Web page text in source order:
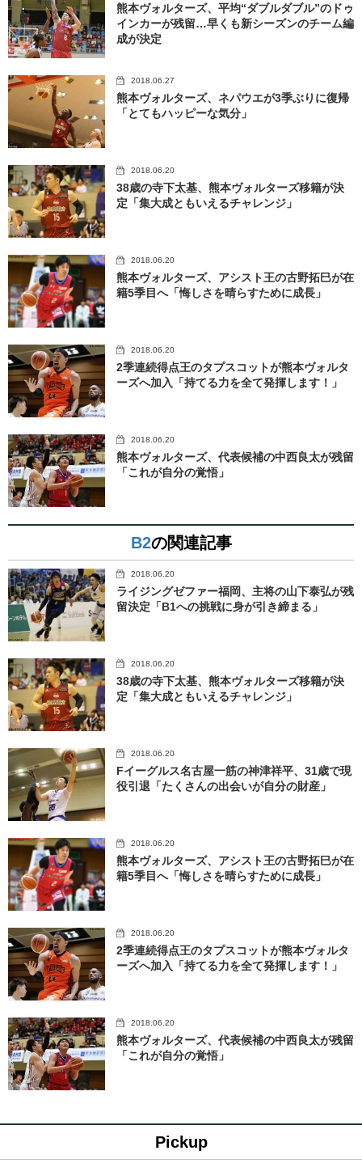
熊本ヴォルターズ、平均“ダブルダブル”のドゥ
インカーが残留…早くも新シーズンのチーム編
成が決定
2018.06.27
熊本ヴォルターズ、ネパウエが3季ぶりに復帰
「とてもハッピーな気分」
2018.06.20
38歳の寺下太基、熊本ヴォルターズ移籍が決
定「集大成ともいえるチャレンジ」
2018.06.20
熊本ヴォルターズ、アシスト王の古野拓巳が在
籍5季目へ「悔しさを晴らすために成長」
2018.06.20
2季連続得点王のタプスコットが熊本ヴォルタ
ーズへ加入「持てる力を全て発揮します！」
2018.06.20
熊本ヴォルターズ、代表候補の中西良太が残留
「これが自分の覚悟」
B2の関連記事
2018.06.20
ライジングゼファー福岡、主将の山下泰弘が残
留決定「B1への挑戦に身が引き締まる」
2018.06.20
38歳の寺下太基、熊本ヴォルターズ移籍が決
定「集大成ともいえるチャレンジ」
2018.06.20
Fイーグルス名古屋一筋の神津祥平、31歳で現
役引退「たくさんの出会いが自分の財産」
2018.06.20
熊本ヴォルターズ、アシスト王の古野拓巳が在
籍5季目へ「悔しさを晴らすために成長」
2018.06.20
2季連続得点王のタプスコットが熊本ヴォルタ
ーズへ加入「持てる力を全て発揮します！」
2018.06.20
熊本ヴォルターズ、代表候補の中西良太が残留
「これが自分の覚悟」
Pickup